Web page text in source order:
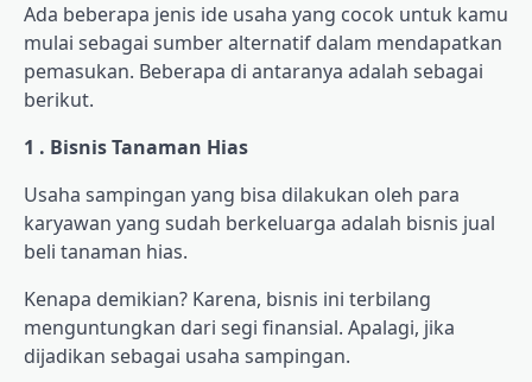
Ada beberapa jenis ide usaha yang cocok untuk kamu
mulai sebagai sumber alternatif dalam mendapatkan
pemasukan. Beberapa di antaranya adalah sebagai
berikut.
1 . Bisnis Tanaman Hias
Usaha sampingan yang bisa dilakukan oleh para
karyawan yang sudah berkeluarga adalah bisnis jual
beli tanaman hias.
Kenapa demikian? Karena, bisnis ini terbilang
menguntungkan dari segi finansial. Apalagi, jika
dijadikan sebagai usaha sampingan.